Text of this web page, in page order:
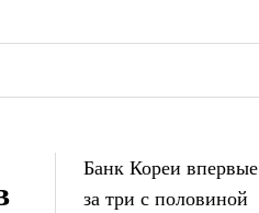
Банк Кореи впервые
за три с половиной